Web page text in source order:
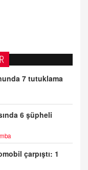
7 tutuklama
6 şüpheli
çarpıştı: 1